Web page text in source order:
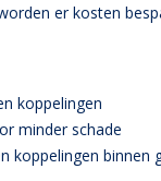
er kosten
koppelingen
minder schade
koppelingen binnen